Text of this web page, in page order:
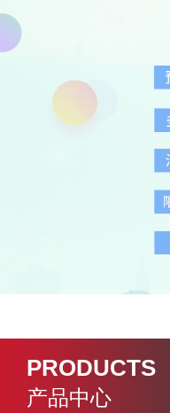
PRODUCTS
产品中心